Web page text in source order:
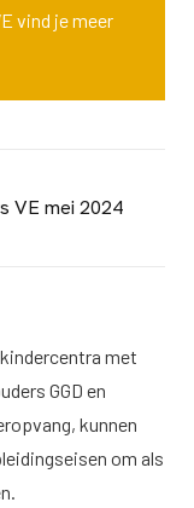
vind je meer
VE mei 2024
met
GGD en
kunnen
om als